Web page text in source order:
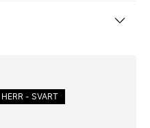
HERR - SVART